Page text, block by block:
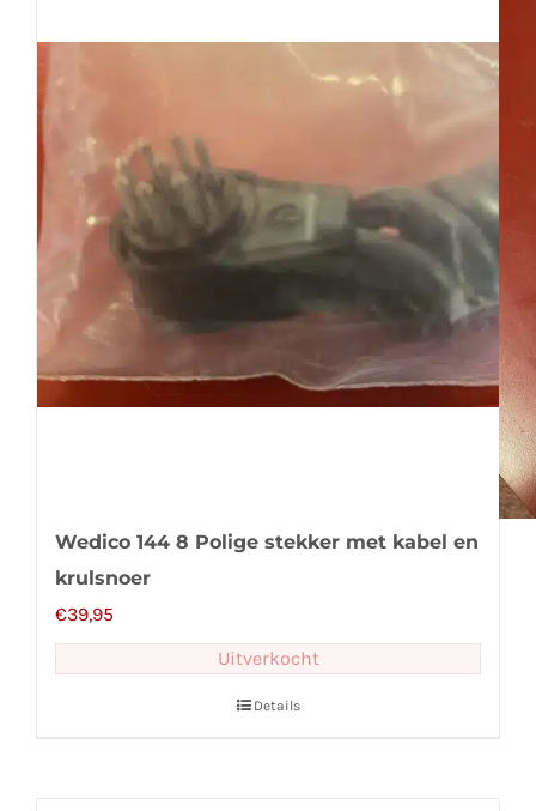
Wedico 144 8 Polige stekker met kabel en
krulsnoer
€39,95
Uitverkocht
Details